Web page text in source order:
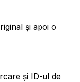
și apoi o
și ID-ul de